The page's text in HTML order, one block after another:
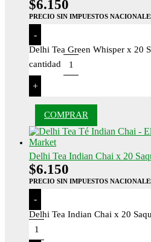
$6.150
PRECIO SIN IMPUESTOS
-
Delhi Tea Green Whisper x 20
cantidad
+
COMPRAR
Delhi Tea Indian Chai x 20
$6.150
PRECIO SIN IMPUESTOS
-
Delhi Tea Indian Chai x 20